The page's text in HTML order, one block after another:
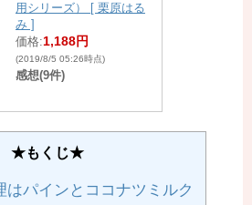
用シリーズ） [ 栗原はる
み ]
価格:1,188円
(2019/8/5 05:26時点)
感想(9件)
★もくじ★
パインとココナツミルク